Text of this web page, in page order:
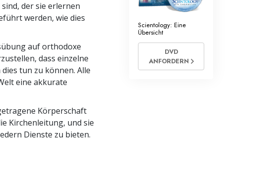
Planziele und Ziele
der sie erlernen
werden, wie dies
auf orthodoxe
dass einzelne
tun zu können. Alle
eine akkurate
Körperschaft
Kirchenleitung, und sie
Dienste zu bieten.
Scientology: Eine
Übersicht
DVD
ANFORDERN